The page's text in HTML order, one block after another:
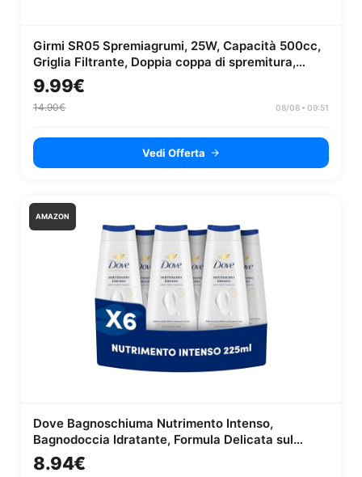
Girmi SR05 Spremiagrumi, 25W, Capacità 500cc,
Griglia Filtrante, Doppia coppa di spremitura,
Completamente smontabile...
9.99€
14.90€ 08/08 • 09:51
Vedi Offerta
AMAZON
Dove Bagnoschiuma Nutrimento Intenso,
Bagnodoccia Idratante, Formula Delicata sul
Microbioma della Pelle, con Agenti ...
8.94€